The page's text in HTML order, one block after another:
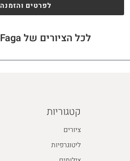
לפרטים והזמנה
לכל הציורים של Faga לחצו כאן
קטגוריות
ציורים
ליטוגרפיות